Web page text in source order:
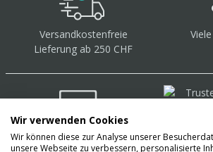
Versandkostenfreie
Lieferung ab 250 CHF
Über 40.000 Artikel auf
Wir verwenden Cookies
Wir können diese zur Analyse unserer
unsere Webseite zu verbessern, personalisierte